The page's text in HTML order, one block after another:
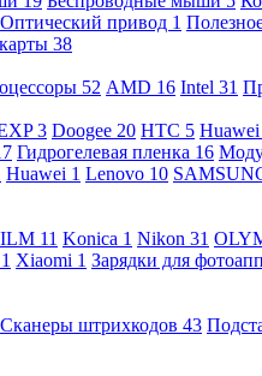
Оптический привод 1
38
52 AMD 16 Intel 31
3 Doogee 20 HTC 5 Huawei
Гидрогелевая пленка 16
Huawei 1 Lenovo 10
11 Konica 1 Nikon 31
1 Xiaomi 1 Зарядки для
Сканеры штрихкодов 43